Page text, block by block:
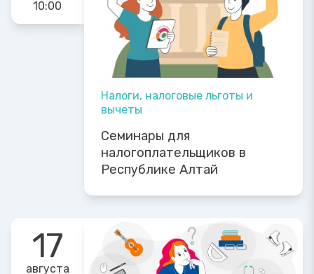
10:00
Налоги, налоговые льготы и
вычеты
Семинары для
налогоплательщиков в
Республике Алтай
17
августа